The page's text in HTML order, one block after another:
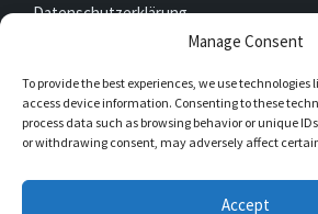
Manage Consent
To provide the best experiences, we use technologies
access device information. Consenting to these
process data such as browsing behavior or unique
or withdrawing consent, may adversely affect
Accept
Datenschutzerklärung
Jetzt mitfunken!
Bleibt auch unterwegs immer auf
DorfFunk!